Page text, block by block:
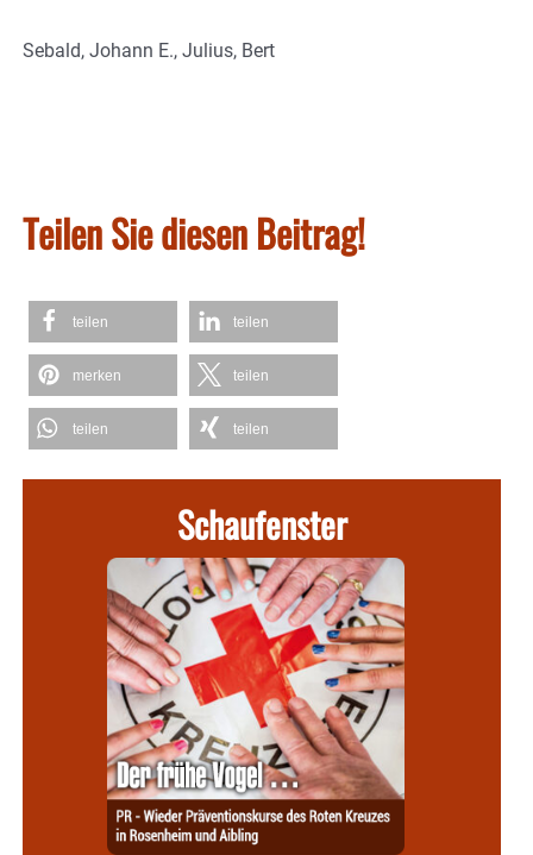
Sebald, Johann E., Julius, Bert
Teilen Sie diesen Beitrag!
teilen teilen
merken teilen
teilen teilen
Schaufenster